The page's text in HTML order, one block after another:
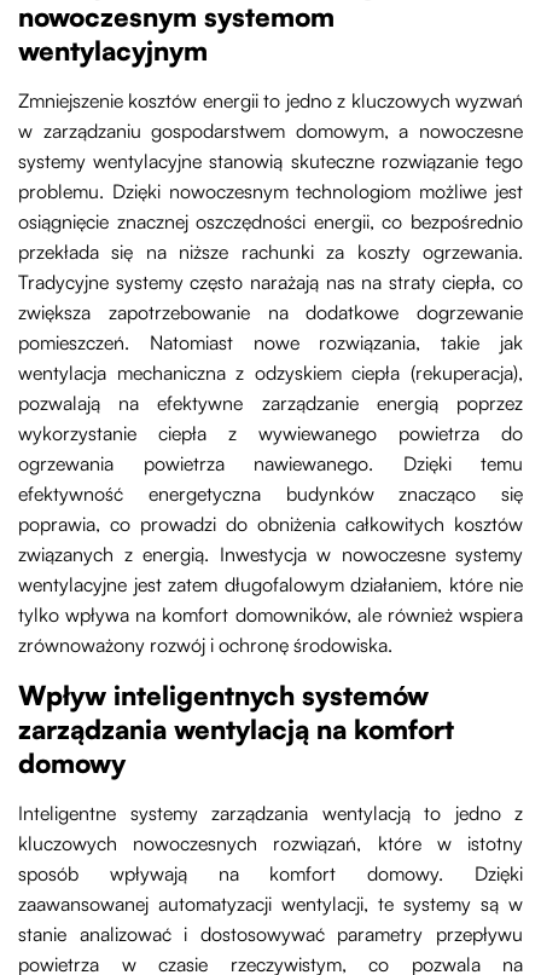
nowoczesnym systemom
wentylacyjnym
Zmniejszenie kosztów energii to jedno z kluczowych wyzwań
w zarządzaniu gospodarstwem domowym, a nowoczesne
systemy wentylacyjne stanowią skuteczne rozwiązanie tego
problemu. Dzięki nowoczesnym technologiom możliwe jest
osiągnięcie znacznej oszczędności energii, co bezpośrednio
przekłada się na niższe rachunki za koszty ogrzewania.
Tradycyjne systemy często narażają nas na straty ciepła, co
zwiększa zapotrzebowanie na dodatkowe dogrzewanie
pomieszczeń. Natomiast nowe rozwiązania, takie jak
wentylacja mechaniczna z odzyskiem ciepła (rekuperacja),
pozwalają na efektywne zarządzanie energią poprzez
wykorzystanie ciepła z wywiewanego powietrza do
ogrzewania powietrza nawiewanego. Dzięki temu
efektywność energetyczna budynków znacząco się
poprawia, co prowadzi do obniżenia całkowitych kosztów
związanych z energią. Inwestycja w nowoczesne systemy
wentylacyjne jest zatem długofalowym działaniem, które nie
tylko wpływa na komfort domowników, ale również wspiera
zrównoważony rozwój i ochronę środowiska.
Wpływ inteligentnych systemów
zarządzania wentylacją na komfort
domowy
Inteligentne systemy zarządzania wentylacją to jedno z
kluczowych nowoczesnych rozwiązań, które w istotny
sposób wpływają na komfort domowy. Dzięki
zaawansowanej automatyzacji wentylacji, te systemy są w
stanie analizować i dostosowywać parametry przepływu
powietrza w czasie rzeczywistym, co pozwala na